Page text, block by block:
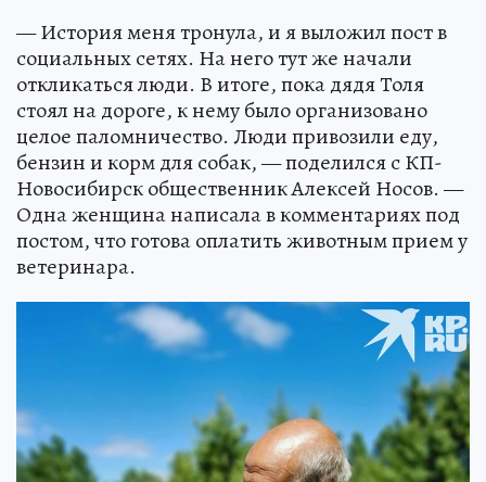
— История меня тронула, и я выложил пост в
социальных сетях. На него тут же начали
откликаться люди. В итоге, пока дядя Толя
стоял на дороге, к нему было организовано
целое паломничество. Люди привозили еду,
бензин и корм для собак, — поделился с КП-
Новосибирск общественник Алексей Носов. —
Одна женщина написала в комментариях под
постом, что готова оплатить животным прием у
ветеринара.